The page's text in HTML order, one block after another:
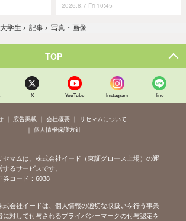
2026.8.7 Fri 10:45
大学生 › 記事 › 写真・画像
TOP
X YouTube Instagram line
広告掲載 会社概要
リセマムについて
個人情報保護方針
セマムは、株式会社イード（東証グロース上場）の運
するサービスです。
券コード：6038
式会社イードは、個人情報の適切な取扱いを行う事業
に対して付与されるプライバシーマークの付与認定を